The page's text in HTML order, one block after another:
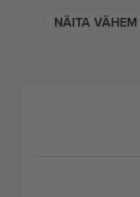
NÄITA VÄHEM